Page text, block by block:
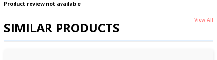
Product review not available
SIMILAR PRODUCTS View All